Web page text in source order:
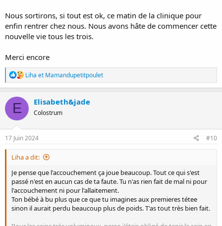
Nous sortirons, si tout est ok, ce matin de la clinique pour
enfin rentrer chez nous. Nous avons hâte de commencer cette
nouvelle vie tous les trois.
Merci encore
R
é
a
c
n
s
Liha et Mamandupetitpoulet
E Elisabeth&jade
Colostrum
17 Juin 2024 #10
Liha a dit:
Je pense que l'accouchement ça joue beaucoup. Tout ce qui s'est
passé n'est en aucun cas de ta faute. Tu n'as rien fait de mal ni pour
l'accouchement ni pour l'allaitement.
Ton bébé à bu plus que ce que tu imagines aux premieres tétee
sinon il aurait perdu beaucoup plus de poids. T'as tout très bien fait.